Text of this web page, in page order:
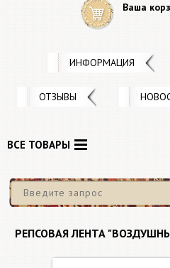
Ваша
ИНФОРМАЦИЯ
ОТЗЫВЫ
ВСЕ ТОВАРЫ
РЕПСОВАЯ ЛЕНТА